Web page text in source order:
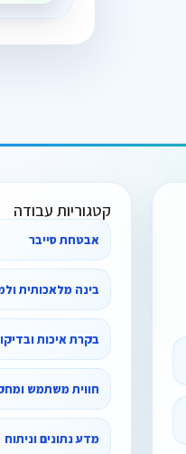
קטגוריות עבודה
אבטחת סייבר
בקרת איכות
חווית משתמש
מדע נתונים וניתוח